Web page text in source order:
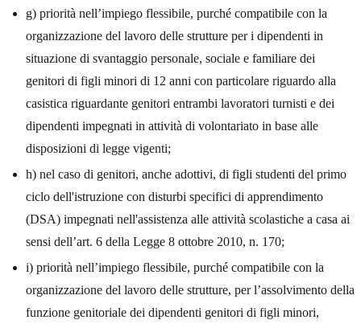
g) priorità nell’impiego flessibile, purché compatibile con la
organizzazione del lavoro delle strutture per i dipendenti in
situazione di svantaggio personale, sociale e familiare dei
genitori di figli minori di 12 anni con particolare riguardo alla
casistica riguardante genitori entrambi lavoratori turnisti e dei
dipendenti impegnati in attività di volontariato in base alle
disposizioni di legge vigenti;
h) nel caso di genitori, anche adottivi, di figli studenti del primo
ciclo dell'istruzione con disturbi specifici di apprendimento
(DSA) impegnati nell'assistenza alle attività scolastiche a casa ai
sensi dell’art. 6 della Legge 8 ottobre 2010, n. 170;
i) priorità nell’impiego flessibile, purché compatibile con la
organizzazione del lavoro delle strutture, per l’assolvimento della
funzione genitoriale dei dipendenti genitori di figli minori,